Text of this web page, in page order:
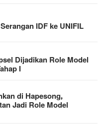
IDF ke UNIFIL
Dijadikan Role Model
I
di Hapesong,
Jadi Role Model